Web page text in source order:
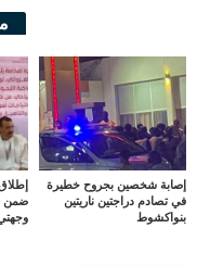
إصابة شخصين بجروح خطيرة
في تصادم دراجتين ناريتين
بنواكشوط
ضمن